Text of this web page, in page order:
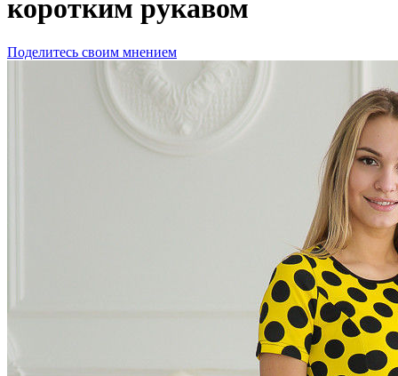
коротким рукавом
Поделитесь своим мнением